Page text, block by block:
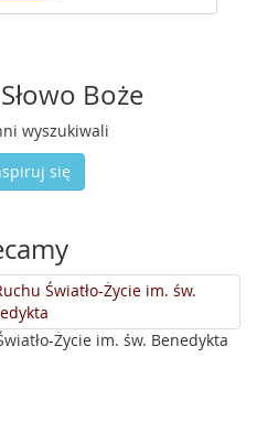
Boże
wyszukiwali
się
Życie im. św. Benedykta